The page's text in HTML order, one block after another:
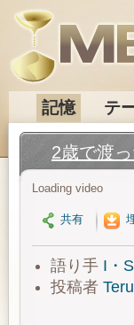
記憶 テ
2歳で渡
Loading video
共有
語り手 I・S
投稿者